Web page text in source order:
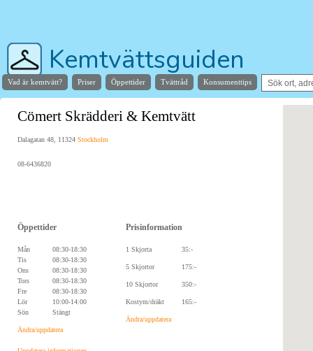
Kemtvättsguiden
Hjälper dig hitta stans bästa kemtvätt
Vad är kemtvätt? Priser Öppettider Tvättråd Konsumenttips
Cömert Skrädderi & Kemtvätt
Dalagatan 48, 11324 Stockholm
08-6436820
Öppettider
Mån
08:30-18:30
Tis
08:30-18:30
Ons
08:30-18:30
Tors
08:30-18:30
Fre
08:30-18:30
Lör
10:00-14:00
Sön
Stängt
Ändra/uppdatera
Prisinformation
1 Skjorta 35:-
5 Skjortor 175:-
10 Skjortor 350:-
Kostym/dräkt 165:-
Ändra/uppdatera